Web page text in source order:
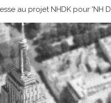
au projet NHDK pour